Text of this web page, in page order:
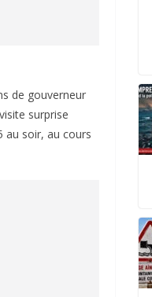
de gouverneur
surprise
au soir, au cours